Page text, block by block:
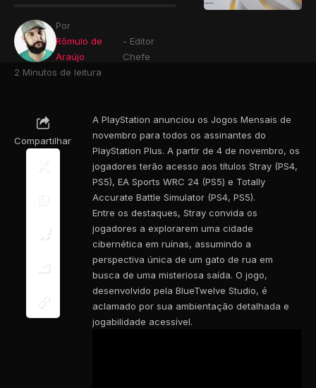
Por
Rômulo de
Araújo
- Editor
Chefe
2 Minutos de leitura
Compartilhar
A PlayStation anunciou os Jogos Mensais de
novembro para todos os assinantes do
PlayStation Plus. A partir de 4 de novembro, os
jogadores terão acesso aos títulos Stray (PS4,
PS5), EA Sports WRC 24 (PS5) e Totally
Accurate Battle Simulator (PS4, PS5).
Entre os destaques, Stray convida os
jogadores a explorarem uma cidade
cibernética em ruínas, assumindo a
perspectiva única de um gato de rua em
busca de uma misteriosa saída. O jogo,
desenvolvido pela BlueTwelve Studio, é
aclamado por sua ambientação detalhada e
jogabilidade acessível.